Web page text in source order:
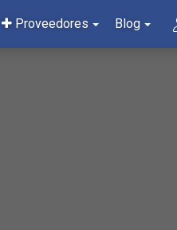
Proveedores Blog